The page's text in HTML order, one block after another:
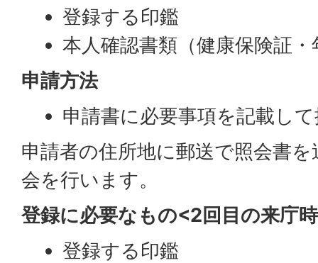
登録する印鑑
本人確認書類（健康保険証
申請方法
申請書に必要事項を記載し
申請者の住所地に郵送で照会書
会を行います。
登録に必要なもの<2回目の来庁
登録する印鑑